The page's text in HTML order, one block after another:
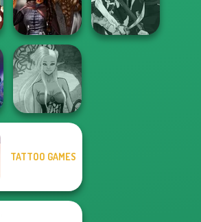
Thumbelina
Natural Girl
Portrait
Medieval
Princesses
Dark Mage
TATTOO GAMES